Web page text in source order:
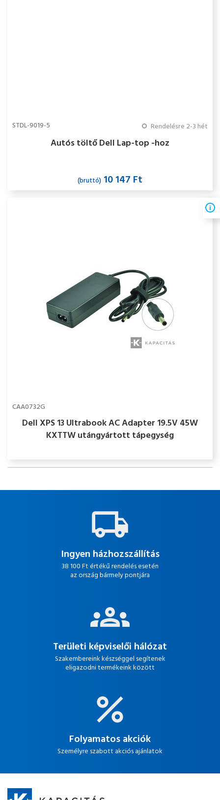
STDL-9019-5 Rendelésre 2-3 hét
Autós töltő Dell Lap-top -hoz
(bruttó) 10 147 Ft
CAA0732G
Dell XPS 13 Ultrabook AC Adapter 19.5V 45W
KXTTW utángyártott tápegység
Ingyen házhozszállítás
38 100 Ft értékű rendelés esetén
az ország bármely pontjára
Területi képviselői hálózat
Szakembereink készséggel segítenek
eligazodni termékeink között
Folyamatos akciók
Személyre szabott akciós ajánlatok